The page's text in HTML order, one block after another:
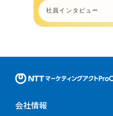
社員インタビュー
会社情報